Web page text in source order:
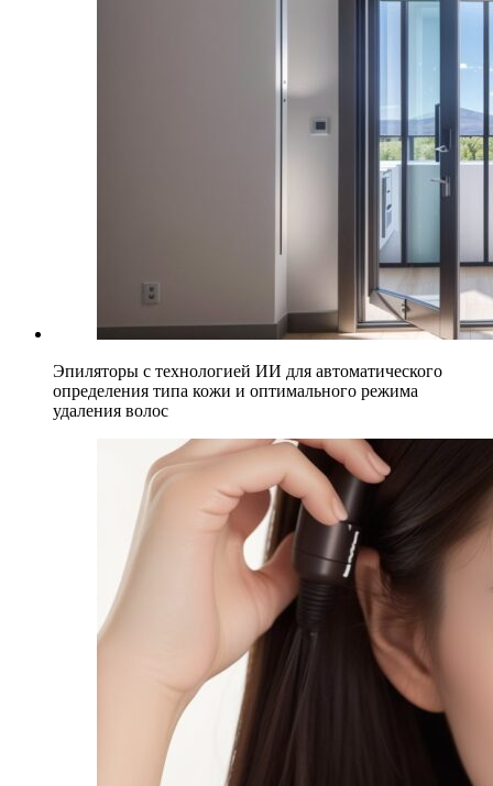
Эпиляторы с технологией ИИ для автоматического
определения типа кожи и оптимального режима
удаления волос